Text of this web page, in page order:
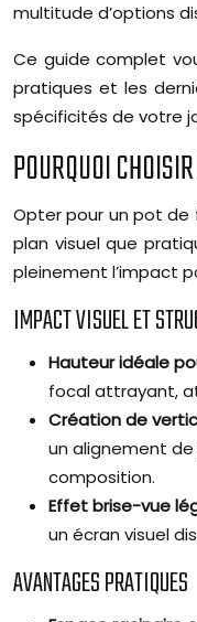
multitude d’options
Ce guide complet
pratiques et les
spécificités de votre
POURQUOI
Opter pour un pot de
plan visuel que
pleinement l’impact
IMPACT VISUEL ET
Hauteur idéale
focal attrayant,
Création de
un alignement
composition.
Effet brise-vue
un écran visuel
AVANTAGES PRATIQUES